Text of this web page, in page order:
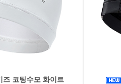
코팅수모 화이트